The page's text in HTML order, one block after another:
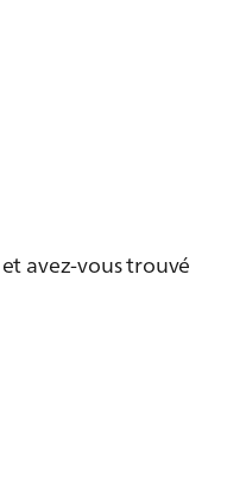
avez-vous trouvé